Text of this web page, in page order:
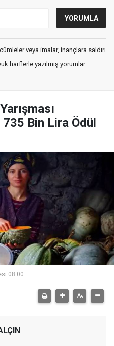
veya imalar, inançlara saldırı
harflerle yazılmış yorumlar
Bin Lira Ödül
08:00